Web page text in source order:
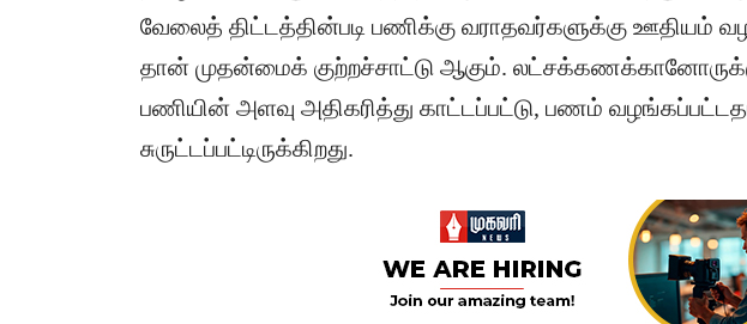
வேலைத் திட்டத்தின்படி பணிக்கு வராதவர்களுக்கு ஊதியம்
தான் முதன்மைக் குற்றச்சாட்டு ஆகும்.
பணியின் அளவு அதிகரித்து காட்டப்பட்டு, பணம்
சுருட்டப்பட்டிருக்கிறது.